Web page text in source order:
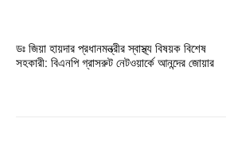
ডঃ জিয়া হায়দার প্রধানমন্ত্রীর স্বাস্থ্য বিষয়ক বিশেষ
সহকারী: বিএনপি গ্রাসরুট নেটওয়ার্কে আনন্দের জোয়ার